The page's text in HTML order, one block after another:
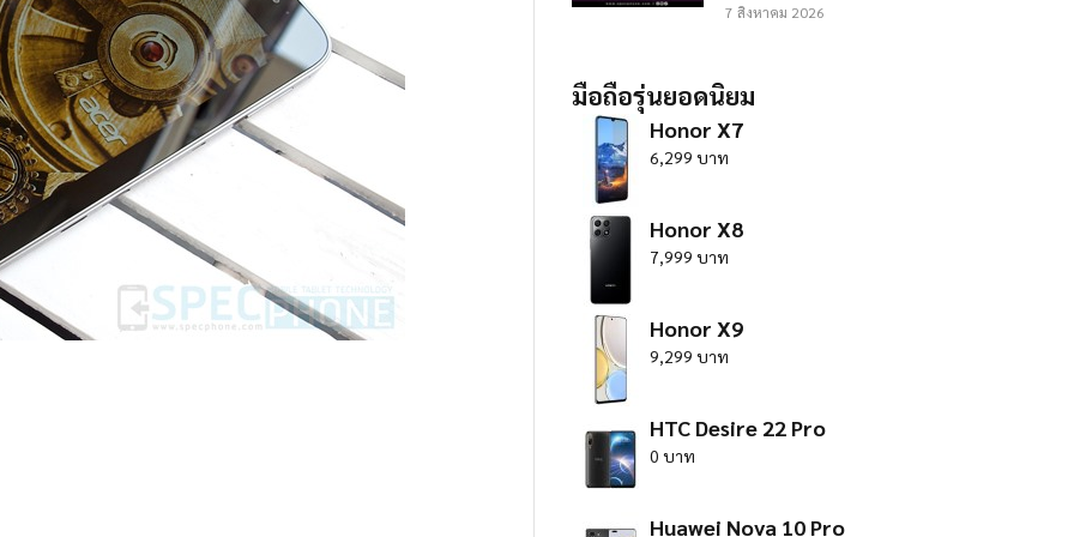
7 สิงหาคม 2026
มือถือรุ่นยอดนิยม
Honor X7
6,299 บาท
Honor X8
7,999 บาท
Honor X9
9,299 บาท
HTC Desire 22 Pro
0 บาท
Huawei Nova 10 Pro